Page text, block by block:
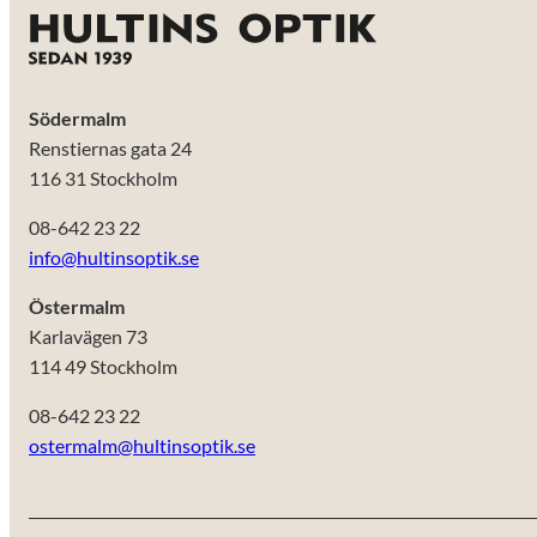
Södermalm
Renstiernas gata 24
116 31 Stockholm
08-642 23 22
info@hultinsoptik.se
Östermalm
Karlavägen 73
114 49 Stockholm
08-642 23 22
ostermalm@hultinsoptik.se
går inte att